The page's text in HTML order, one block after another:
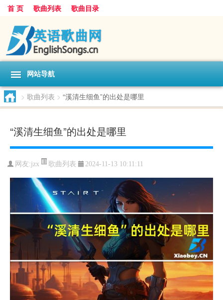
首 页 歌曲列表 歌曲目录
网站导航
> 歌曲列表 > “溪清生细鱼”的出处是哪里
“溪清生细鱼”的出处是哪里
网友:jzx 歌曲列表 2024-11-13 10:11:11